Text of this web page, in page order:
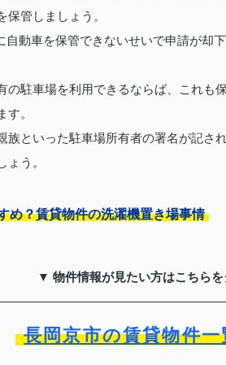
保管しましょう。
自動車を保管できないせいで申請が却
の駐車場を利用できるならば、これも
す。
族といった駐車場所有者の署名が記さ
ょう。
め？賃貸物件の洗濯機置き場事情
▼ 物件情報が見たい方はこちら
長岡京市の賃貸物件